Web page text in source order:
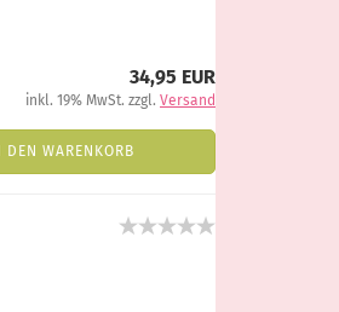
34,95 EUR
inkl. 19% MwSt. zzgl. Versand
DEN WARENKORB